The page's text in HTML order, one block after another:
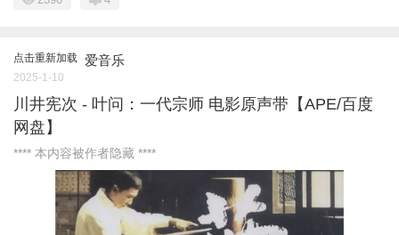
点击重新加载 爱音乐
2025-1-10
川井宪次 - 叶问：一代宗师 电影原声带【APE/百度
网盘】
**** 本内容被作者隐藏 ****